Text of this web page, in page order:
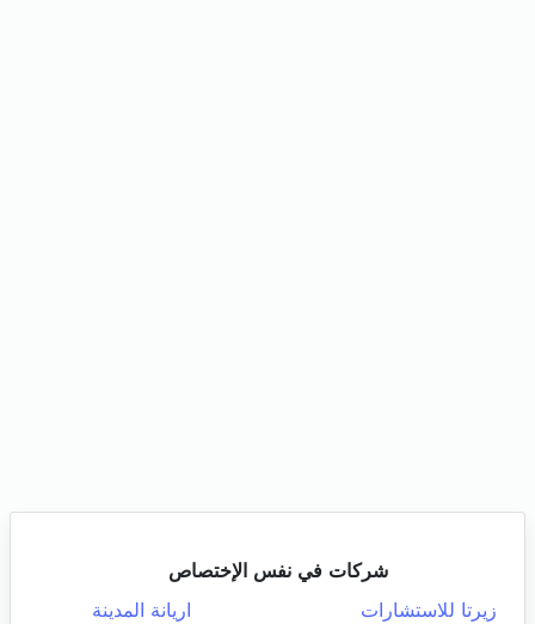
شركات في نفس الإختصاص
زيرتا للاستشارات
اريانة المدينة